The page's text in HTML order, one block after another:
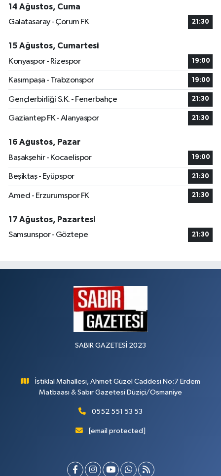
14 Ağustos, Cuma
Galatasaray - Çorum FK
21:30
15 Ağustos, Cumartesi
Konyaspor - Rizespor
19:00
Kasımpaşa - Trabzonspor 19:00
Gençlerbirliği S.K. - Fenerbahçe 21:30
Gaziantep FK - Alanyaspor 21:30
16 Ağustos, Pazar
Başakşehir - Kocaelispor
19:00
Beşiktaş - Eyüpspor 21:30
Amed - Erzurumspor FK 21:30
17 Ağustos, Pazartesi
Samsunspor - Göztepe
21:30
SABIR GAZETESİ 2023
İstiklal Mahallesi, Ahmet Güzel Caddesi No:7 Erdem
Matbaası & Sabır Gazetesi Düziçi/Osmaniye
0552 551 53 53
[email protected]